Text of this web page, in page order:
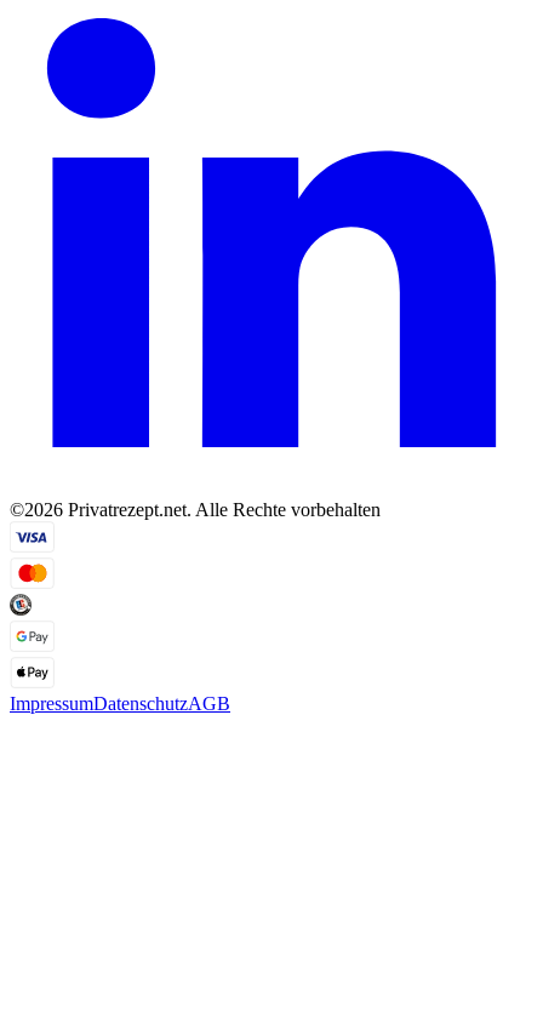
©2026 Privatrezept.net. Alle Rechte vorbehalten
ImpressumDatenschutzAGB